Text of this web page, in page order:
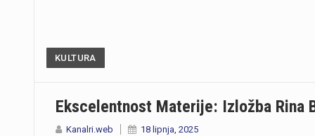
KULTURA
Ekscelentnost Materije: Izložba Rina
Kanalri.web 18 lipnja, 2025